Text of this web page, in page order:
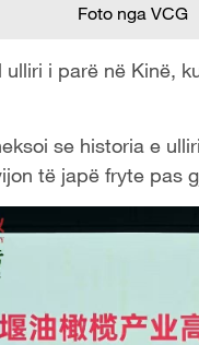
Foto nga VCG
i parë në Kinë,
se historia e
të japë fryte pas